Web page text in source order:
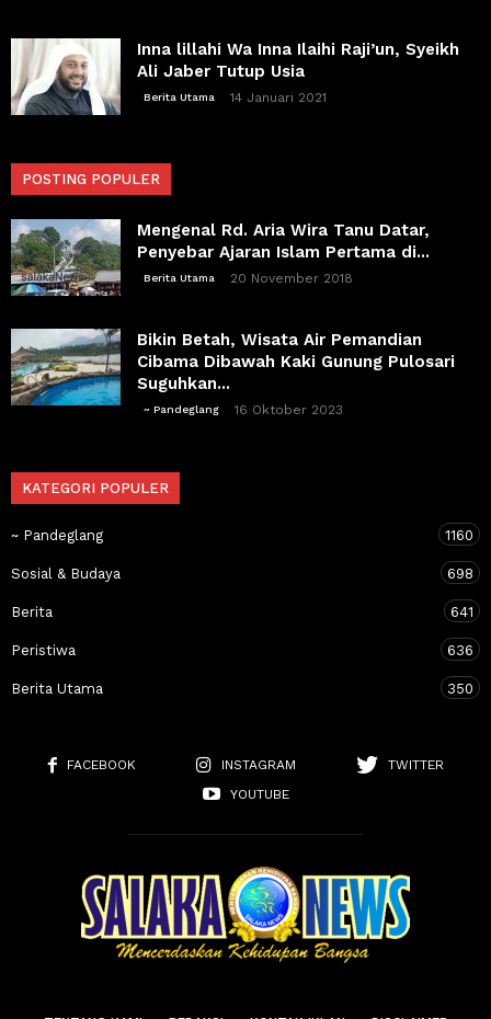
Inna lillahi Wa Inna Ilaihi Raji’un, Syeikh
Ali Jaber Tutup Usia
Berita Utama 14 Januari 2021
POSTING POPULER
Mengenal Rd. Aria Wira Tanu Datar,
Penyebar Ajaran Islam Pertama di...
Berita Utama 20 November 2018
Bikin Betah, Wisata Air Pemandian
Cibama Dibawah Kaki Gunung Pulosari
Suguhkan...
~ Pandeglang 16 Oktober 2023
KATEGORI POPULER
~ Pandeglang 1160
Sosial & Budaya 698
Berita 641
Peristiwa 636
Berita Utama 350
FACEBOOK INSTAGRAM
TWITTER
YOUTUBE